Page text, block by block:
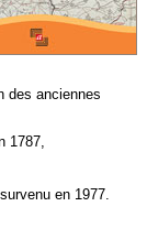
des anciennes
1787,
en 1977.